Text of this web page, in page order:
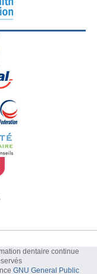
dentaire continue
GNU General Public